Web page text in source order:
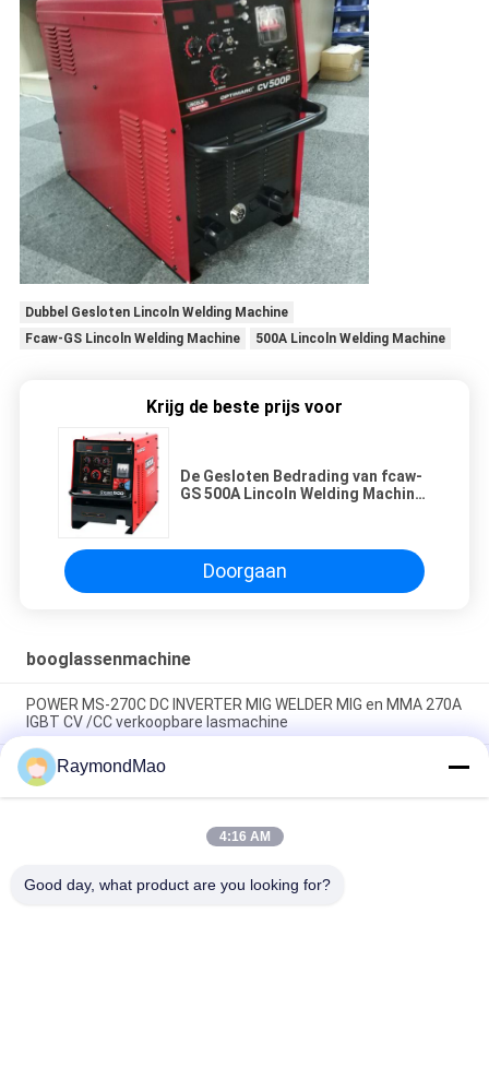
Dubbel Gesloten Lincoln Welding Machine
Fcaw-GS Lincoln Welding Machine
500A Lincoln Welding Machine
Krijg de beste prijs voor
De Gesloten Bedrading van fcaw-
GS 500A Lincoln Welding Machine
Doorgaan
booglassenmachine
POWER MS-270C DC INVERTER MIG WELDER MIG en MMA 270A
IGBT CV /CC verkoopbare lasmachine
TAYOR POWER MS-200 DC INVERTER MIG /,MMA WELDER
gemaakt in China MIG hand lassen machine 140A 220V lassen
machine
Elektrische dieselgenerator Lasmachine Dieselmotor
RaymondMao
4:16 AM
Good day, what product are you looking for?